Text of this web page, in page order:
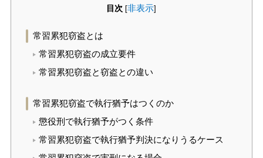
目次 [非表示]
常習累犯窃盗とは
常習累犯窃盗の成立要件
常習累犯窃盗と窃盗との違い
常習累犯窃盗で執行猶予はつくのか
懲役刑で執行猶予がつく条件
常習累犯窃盗で執行猶予判決になりうるケース